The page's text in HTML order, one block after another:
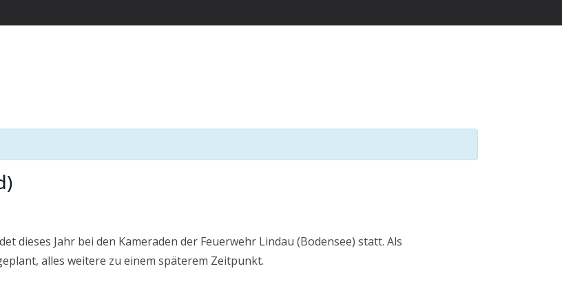
dieses Jahr bei den Kameraden der Feuerwehr Lindau (Bodensee) statt. Als
alles weitere zu einem späterem Zeitpunkt.